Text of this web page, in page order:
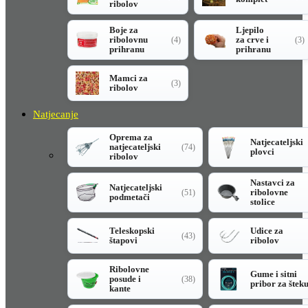
ribolov
Boje za
ribolovnu
prihranu
(4)
Ljepilo
za crve i
prihranu
(3)
Mamci za
ribolov
(3)
Natjecanje
Oprema za
natjecateljski
ribolov
(74)
Natjecateljski
plovci
Natjecateljski
podmetači
(51)
Nastavci za
ribolovne
stolice
Teleskopski
štapovi
(43)
Udice za
ribolov
Ribolovne
posude i
kante
(38)
Gume i sitni
pribor za šteku